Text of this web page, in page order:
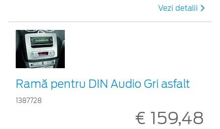
Vezi detalii
Ramă pentru DIN Audio Gri asfalt
1387728
€ 159,48